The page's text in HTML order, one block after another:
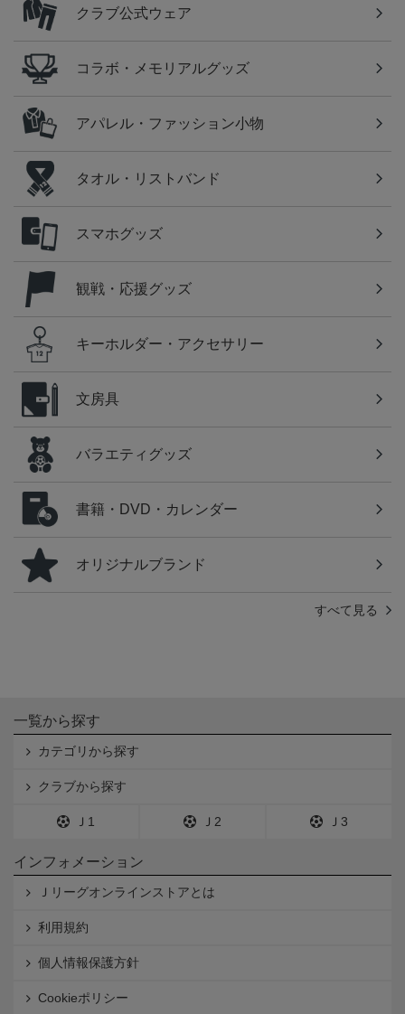
クラブ公式ウェア
コラボ・メモリアルグッズ
アパレル・ファッション小物
タオル・リストバンド
スマホグッズ
観戦・応援グッズ
キーホルダー・アクセサリー
文房具
バラエティグッズ
書籍・DVD・カレンダー
オリジナルブランド
すべて見る
一覧から探す
カテゴリから探す
クラブから探す
Ｊ1 Ｊ2 Ｊ3
インフォメーション
Ｊリーグオンラインストアとは
利用規約
個人情報保護方針
Cookieポリシー